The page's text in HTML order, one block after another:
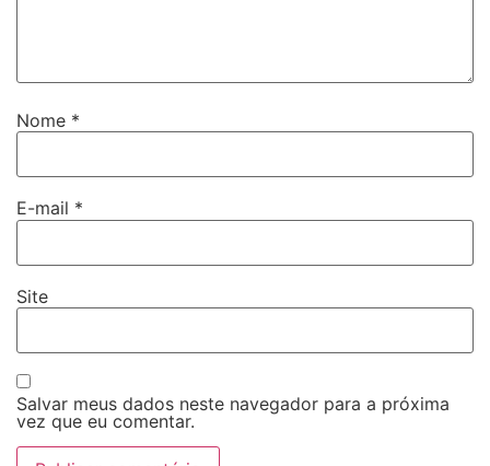
Nome *
E-mail *
Site
Salvar meus dados neste navegador para a próxima
vez que eu comentar.